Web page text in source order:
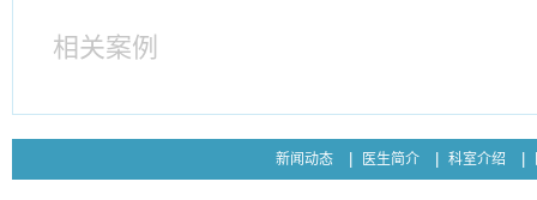
相关案例
新闻动态 医生简介 科室介绍